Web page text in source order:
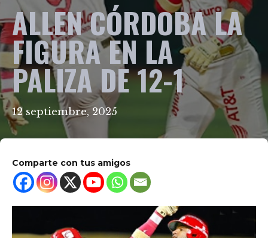
ALLEN CÓRDOBA LA
FIGURA EN LA
PALIZA DE 12-1
12 septiembre, 2025
Comparte con tus amigos